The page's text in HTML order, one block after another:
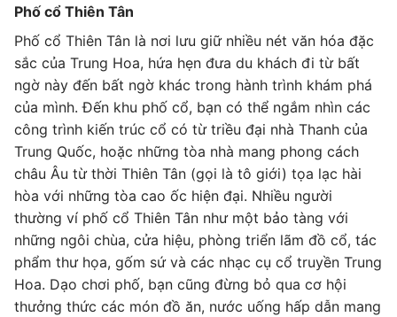
Phố cổ Thiên Tân
Phố cổ Thiên Tân là nơi lưu giữ nhiều nét văn hóa đặc
sắc của Trung Hoa, hứa hẹn đưa du khách đi từ bất
ngờ này đến bất ngờ khác trong hành trình khám phá
của mình. Đến khu phố cổ, bạn có thể ngắm nhìn các
công trình kiến trúc cổ có từ triều đại nhà Thanh của
Trung Quốc, hoặc những tòa nhà mang phong cách
châu Âu từ thời Thiên Tân (gọi là tô giới) tọa lạc hài
hòa với những tòa cao ốc hiện đại. Nhiều người
thường ví phố cổ Thiên Tân như một bảo tàng với
những ngôi chùa, cửa hiệu, phòng triển lãm đồ cổ, tác
phẩm thư họa, gốm sứ và các nhạc cụ cổ truyền Trung
Hoa. Dạo chơi phố, bạn cũng đừng bỏ qua cơ hội
thưởng thức các món đồ ăn, nước uống hấp dẫn mang